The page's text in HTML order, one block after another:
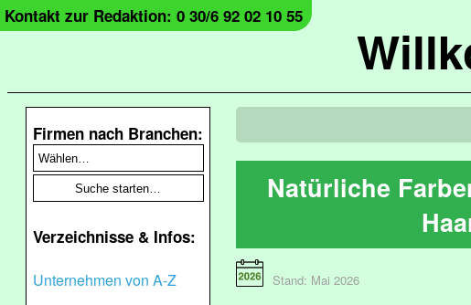
Kontakt zur Redaktion: 0 30/6 92 02 10 55
Firmen nach Branchen:
Verzeichnisse & Infos:
Unternehmen von A-Z
Natürliche
Stand: Mai 2026